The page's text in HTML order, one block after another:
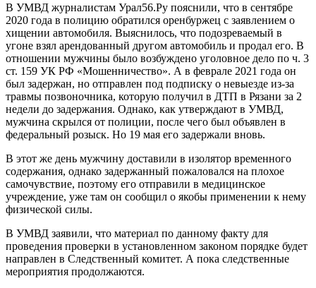
В УМВД журналистам Урал56.Ру пояснили, что в сентябре
2020 года в полицию обратился оренбуржец с заявлением о
хищении автомобиля. Выяснилось, что подозреваемый в
угоне взял арендованный другом автомобиль и продал его. В
отношении мужчины было возбуждено уголовное дело по ч. 3
ст. 159 УК РФ «Мошенничество». А в феврале 2021 года он
был задержан, но отправлен под подписку о невыезде из-за
травмы позвоночника, которую получил в ДТП в Рязани за 2
недели до задержания. Однако, как утверждают в УМВД,
мужчина скрылся от полиции, после чего был объявлен в
федеральный розыск. Но 19 мая его задержали вновь.
В этот же день мужчину доставили в изолятор временного
содержания, однако задержанный пожаловался на плохое
самочувствие, поэтому его отправили в медицинское
учреждение, уже там он сообщил о якобы применении к нему
физической силы.
В УМВД заявили, что материал по данному факту для
проведения проверки в установленном законом порядке будет
направлен в Следственный комитет. А пока следственные
мероприятия продолжаются.